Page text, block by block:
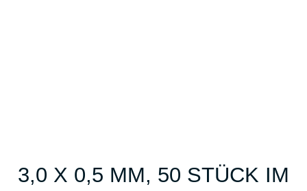
3,0 X 0,5 MM, 50 STÜCK IM